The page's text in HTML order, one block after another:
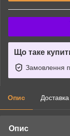
Що таке
Замовлення
Опис Доставка
Опис